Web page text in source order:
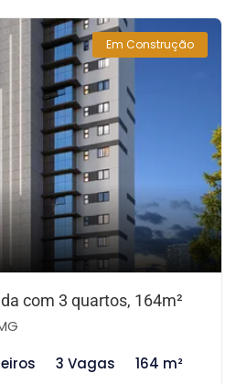
Em Construção
com 3 quartos, 164m²
3 Vagas 164 m²